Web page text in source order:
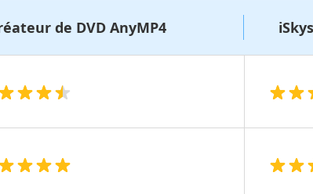
de DVD AnyMP4